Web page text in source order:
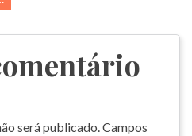
será publicado.Campos